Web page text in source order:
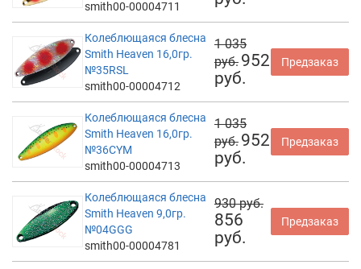
smith00-00004711
Колеблющаяся блесна
Smith Heaven 16,0гр.
№35RSL
smith00-00004712
1 035
руб. 952
руб.
Предзаказ
Колеблющаяся блесна
Smith Heaven 16,0гр.
№36CYM
smith00-00004713
1 035
руб. 952
руб.
Предзаказ
Колеблющаяся блесна
Smith Heaven 9,0гр.
№04GGG
smith00-00004781
930 руб.
856
руб.
Предзаказ